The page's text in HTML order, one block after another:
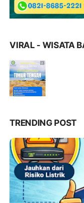
VIRAL - WISATA
TRENDING POST